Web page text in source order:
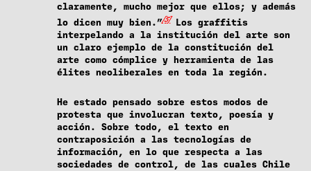
claramente, mucho mejor que ellos; y además
lo dicen muy bien.”[5]Los graffitis
interpelando a la institución del arte son
un claro ejemplo de la constitución del
arte como cómplice y herramienta de las
élites neoliberales en toda la región.
He estado pensado sobre estos modos de
protesta que involucran texto, poesía y
acción. Sobre todo, el texto en
contraposición a las tecnologías de
información, en lo que respecta a las
sociedades de control, de las cuales Chile